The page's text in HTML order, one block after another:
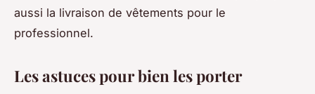
aussi la livraison de vêtements pour le
professionnel.
Les astuces pour bien les porter